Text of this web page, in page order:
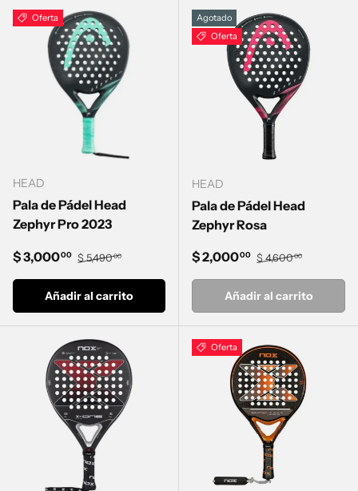
Oferta
HEAD
Pala de Pádel Head
Zephyr Pro 2023
Precio de venta
$ 3,00000 Precio normal
$ 5,49000
Añadir al carrito
Agotado
Oferta
HEAD
Pala de Pádel Head
Zephyr Rosa
Precio de venta
$ 2,00000 Precio normal
$ 4,60000
Añadir al carrito
Oferta